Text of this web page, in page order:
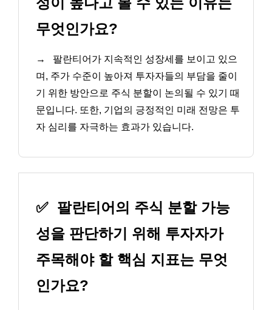
무엇인가요?
→
팔란티어가 지속적인 성장세를 보이고 있으
며, 주가 수준이 높아져 투자자들의 부담을 줄이
기 위한 방안으로 주식 분할이 논의될 수 있기 때
문입니다. 또한, 기업의 긍정적인 미래 전망은 투
자 심리를 자극하는 효과가 있습니다.
✅ 팔란티어의 주식 분할 가능
성을 판단하기 위해 투자자가
주목해야 할 핵심 지표는 무엇
인가요?